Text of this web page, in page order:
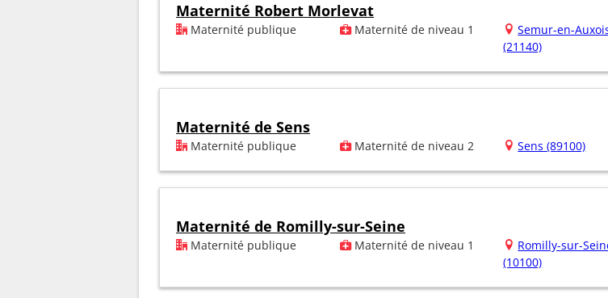
Maternité Robert Morlevat
Maternité publique Maternité de niveau 1
Semur-en-
(21140)
Maternité de Sens
Maternité publique Maternité de niveau 2 Sens (89100)
Maternité de Romilly-sur-Seine
Maternité publique Maternité de niveau 1
Romilly-sur-
(10100)